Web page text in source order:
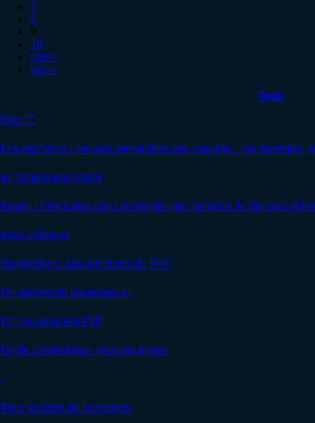
7
8
9
10
next ›
last »
Topic
idee ^^
Les enchères : pouvoir enregistrer une requête... par exemple,
un monde plus vaste
haven ! il n'y a pas dans le monde que l'anglais, le français et
pass coliseum
Suggestions aux alentours du PVP
On augmente les revenus !
Un nouveau jeu PVP
Uv de compétence pour les armes
.
Pour les fans de lockdown.